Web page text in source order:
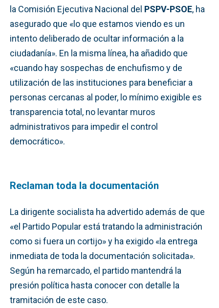
la Comisión Ejecutiva Nacional del PSPV-PSOE, ha
asegurado que «lo que estamos viendo es un
intento deliberado de ocultar información a la
ciudadanía». En la misma línea, ha añadido que
«cuando hay sospechas de enchufismo y de
utilización de las instituciones para beneficiar a
personas cercanas al poder, lo mínimo exigible es
transparencia total, no levantar muros
administrativos para impedir el control
democrático».
Reclaman toda la documentación
La dirigente socialista ha advertido además de que
«el Partido Popular está tratando la administración
como si fuera un cortijo» y ha exigido «la entrega
inmediata de toda la documentación solicitada».
Según ha remarcado, el partido mantendrá la
presión política hasta conocer con detalle la
tramitación de este caso.